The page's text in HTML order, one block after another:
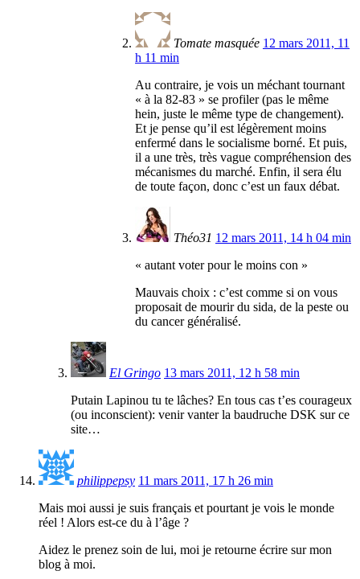
Tomate masquée 12 mars 2011, 11
h 11 min
Au contraire, je vois un méchant tournant
« à la 82-83 » se profiler (pas le même
hein, juste le même type de changement).
Et je pense qu’il est légèrement moins
enfermé dans le socialisme borné. Et puis,
il a une très, très vague compréhension des
mécanismes du marché. Enfin, il sera élu
de toute façon, donc c’est un faux débat.
Théo31 12 mars 2011, 14 h 04 min
« autant voter pour le moins con »
Mauvais choix : c’est comme si on vous
proposait de mourir du sida, de la peste ou
du cancer généralisé.
El Gringo 13 mars 2011, 12 h 58 min
Putain Lapinou tu te lâches? En tous cas t’es courageux
(ou inconscient): venir vanter la baudruche DSK sur ce
site…
philippepsy 11 mars 2011, 17 h 26 min
Mais moi aussi je suis français et pourtant je vois le monde
réel ! Alors est-ce du à l’âge ?
Aidez le prenez soin de lui, moi je retourne écrire sur mon
blog à moi.